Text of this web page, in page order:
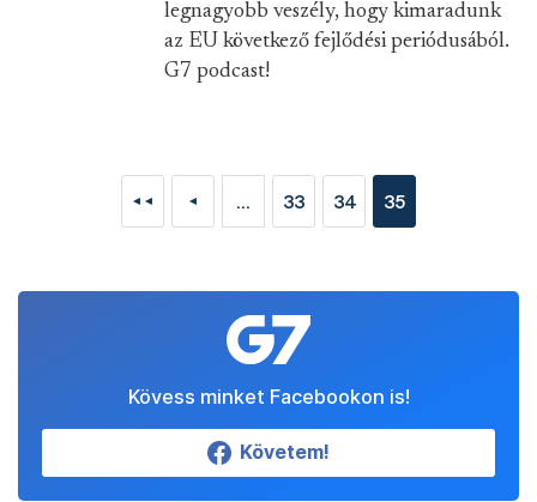
legnagyobb veszély, hogy kimaradunk
az EU következő fejlődési periódusából.
G7 podcast!
◄◄ ◄ ... 33 34 35
Kövess minket Facebookon is!
Követem!